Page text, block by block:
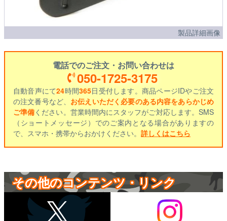
製品詳細画像
電話でのご注文・お問い合わせは
050-1725-3175
自動音声にて24時間365日受付します。商品ページIDやご注文
の注文番号など、 お伝えいただく必要のある内容をあらかじめ
ご準備ください。営業時間内にスタッフがご対応します。SMS
（ショートメッセージ）でのご案内となる場合がありますの
で、スマホ・携帯からおかけください。 詳しくはこちら
その他のコンテンツ・リンク